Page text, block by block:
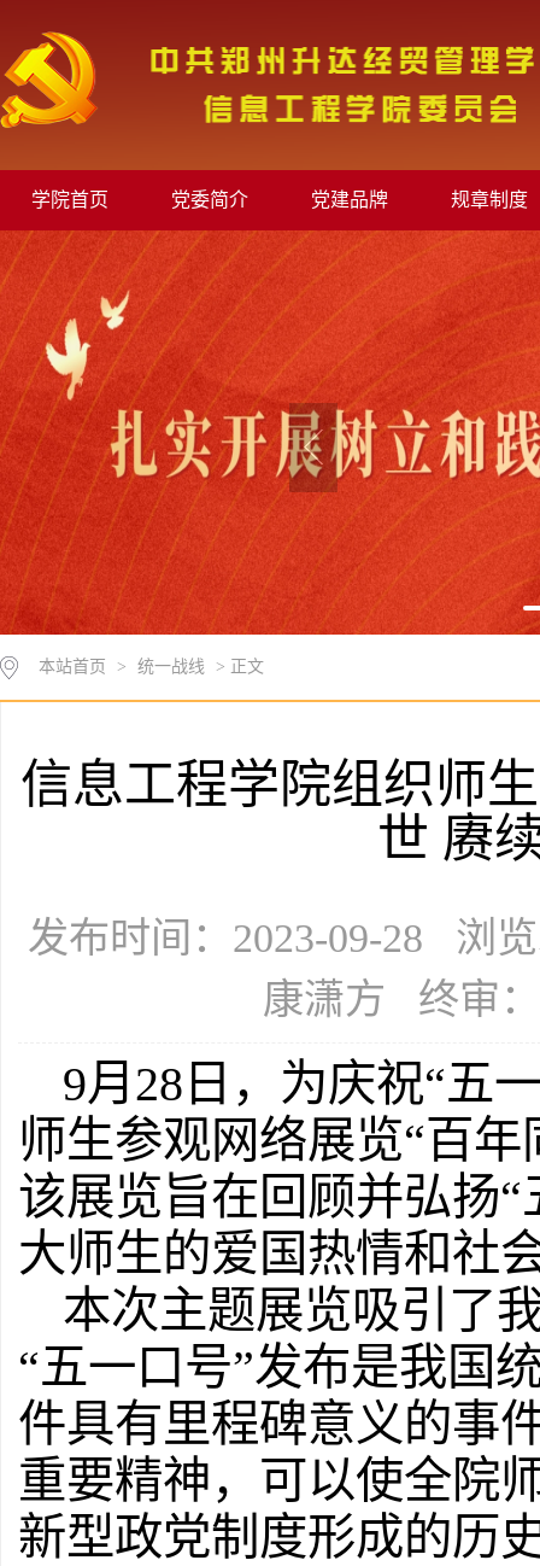
学院首页 党委简介 党建品牌 规章制度
本站首页 > 统一战线 > 正文
信息工程学院组织师
世 赓
发布时间：2023-09-28 浏
康潇方 终审
9月28日，为庆祝“五
师生参观网络展览“百
该展览旨在回顾并弘扬
大师生的爱国热情和社
本次主题展览吸引了
“五一口号”发布是我国
件具有里程碑意义的事
重要精神，可以使全院
新型政党制度形成的历